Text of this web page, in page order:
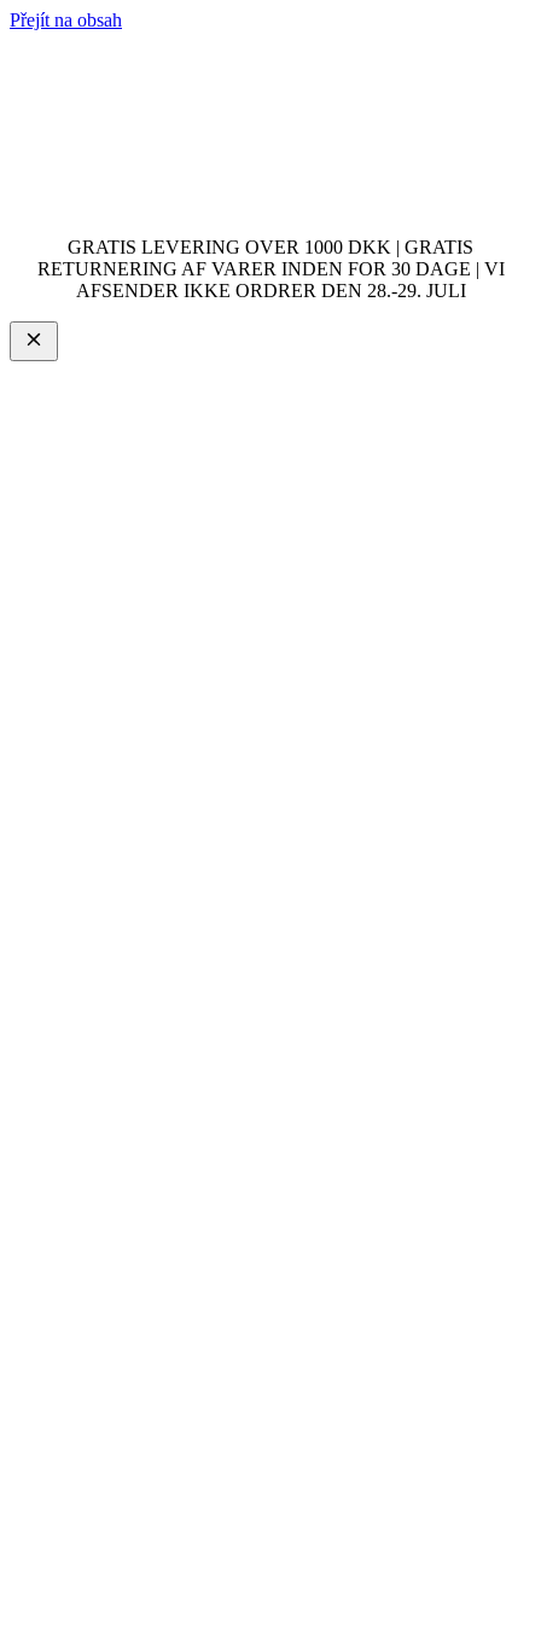
Přejít na obsah
GRATIS LEVERING OVER 1000 DKK | GRATIS
RETURNERING AF VARER INDEN FOR 30 DAGE | VI
AFSENDER IKKE ORDRER DEN 28.-29. JULI